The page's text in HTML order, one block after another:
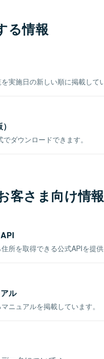
る情報
実施日の新しい順に掲載して
ダウンロードできます。
客さま向け情報
所を取得できる公式APIを提供
ル
ニュアルを掲載しています。